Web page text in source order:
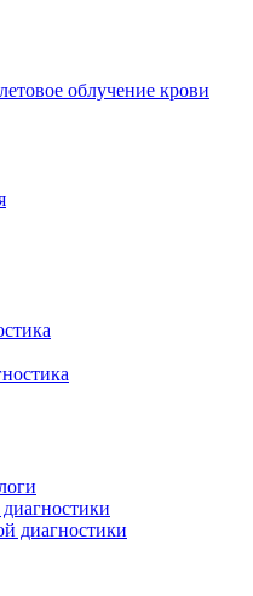
облучение крови
диагностики